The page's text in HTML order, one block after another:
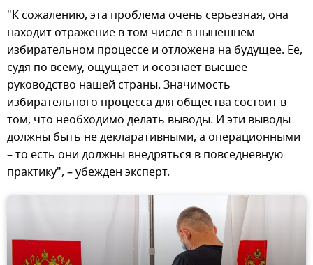
"К сожалению, эта проблема очень серьезная, она
находит отражение в том числе в нынешнем
избирательном процессе и отложена на будущее. Ее,
судя по всему, ощущает и осознает высшее
руководство нашей страны. Значимость
избирательного процесса для общества состоит в
том, что необходимо делать выводы. И эти выводы
должны быть не декларативными, а операционными
– то есть они должны внедряться в повседневную
практику", – убежден эксперт.